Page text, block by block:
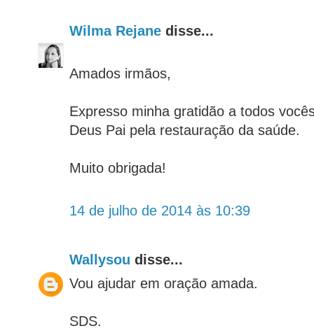
Wilma Rejane disse...
Amados irmãos,
Expresso minha gratidão a todos
Deus Pai pela restauração da saúde.
Muito obrigada!
14 de julho de 2014 às 10:39
Wallysou disse...
Vou ajudar em oração amada.
SDS.